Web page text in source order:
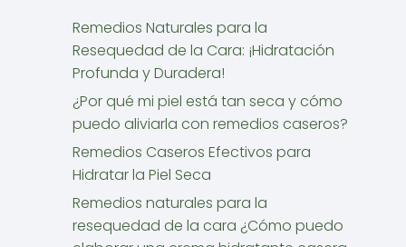
Remedios Naturales para la
Resequedad de la Cara: ¡Hidratación
Profunda y Duradera!
¿Por qué mi piel está tan seca y cómo
puedo aliviarla con remedios caseros?
Remedios Caseros Efectivos para
Hidratar la Piel Seca
Remedios naturales para la
resequedad de la cara ¿Cómo puedo